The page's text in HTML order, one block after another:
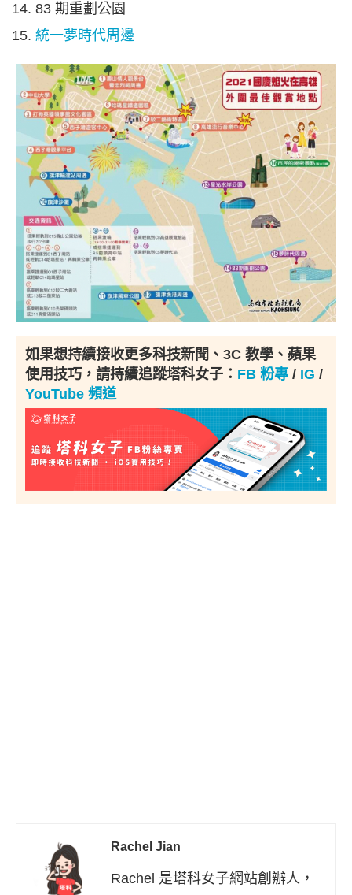
83 期重劃公園
統一夢時代周邊
如果想持續接收更多科技新聞、3C 教學、蘋果
使用技巧，請持續追蹤塔科女子： FB 粉專 / IG /
YouTube 頻道
Rachel Jian
Rachel 是塔科女子網站創辦人，